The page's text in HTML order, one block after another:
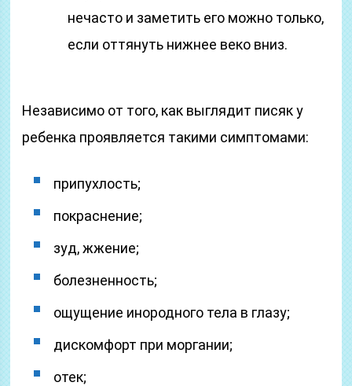
нечасто и заметить его можно только,
если оттянуть нижнее веко вниз.
Независимо от того, как выглядит писяк у
ребенка проявляется такими симптомами:
припухлость;
покраснение;
зуд, жжение;
болезненность;
ощущение инородного тела в глазу;
дискомфорт при моргании;
отек;